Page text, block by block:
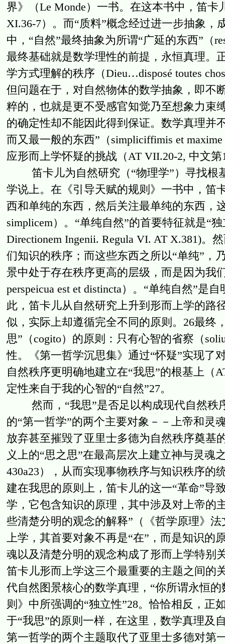
界》（Le Monde）一书。在这本书中，笛卡
XI.36-7）。而“质料”概念经过进一步抽象，
中，“自然”最终抽象为所谓“广延的东西”（
最终基础就是数学理性的前提，永恒真理。
学方式理解的秩序（Dieu…disposé toutes
但问题在于，对自然物体的数学抽象，即不
粹的，也就是更不受感官知觉乃至想象力束
的确定性却不能因此得到保证。数学真理并
而又最一般的东西”（simpliciffimis et
应形而上学怀疑的挑战（AT VII.20-2, 中文第
笛卡儿为自然研究（“物理学”）寻找根
学说上。在《引导天赋的规则》一书中，笛
西和单纯的东西，然后关注最单纯的东西，
simplicem）。“单纯自然”的首要特征就是“
Directionem Ingenii. Regula VI. AT X.381)。
们知识的秩序；而这些东西之所以“单纯”，
景中处于存在秩序更高的层级，而是因为我
perspeicua est et distincta）。“单纯自然”是
此，笛卡儿从自然研究上升到形而上学的路
似，实际上却遵循完全不同的原则。26最终
思”（cogito）的原则：只有心智的省察（
性。《第一哲学沉思集》通过“怀疑”实现了
自然秩序更明确地建立在“我思”的根基上（
定性来自于我的心智的“自然”27。
然而，“我思”是否足以构成现代自然秩
的“第一哲学”的两个主要对象－－上帝和
放弃甚至摧毁了亚里士多德为自然秩序奠基
义上的“思之思”在最高层次上建立神与灵魂
430a23），从而实现事物秩序与知识秩序
建在我思的原则上，笛卡儿的这一“革命”导
学，它包含知识的原理，其中涉及对上帝的
些清楚分明的观念的解释”（《哲学原理》
上学，其首要对象不再是“在”，而是知识的
魂以及清楚分明的观念构成了形而上学特别
笛卡儿形而上学这三个最重要的主题之间的
代自然图景核心的数学真理，“你所谓永恒
则》中所强调的“独立性”28。恰恰相反，正
于“我思”的原则一样，在这里，数学真理及
第一哲学的两个主题取代了亚里士多德对第